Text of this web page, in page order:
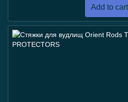
Add to cart